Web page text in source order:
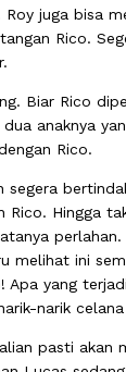
juga bisa
Rico.
Biar Rico
dua anaknya
Rico.
segera
Rico. Hingga
melihat ini
Apa yang
narik celana
pasti akan